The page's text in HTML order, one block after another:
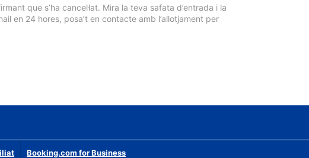
que s’ha cancel·lat. Mira la teva safata d’entrada i la
en 24 hores, posa’t en contacte amb l’allotjament per
Booking.com for Business